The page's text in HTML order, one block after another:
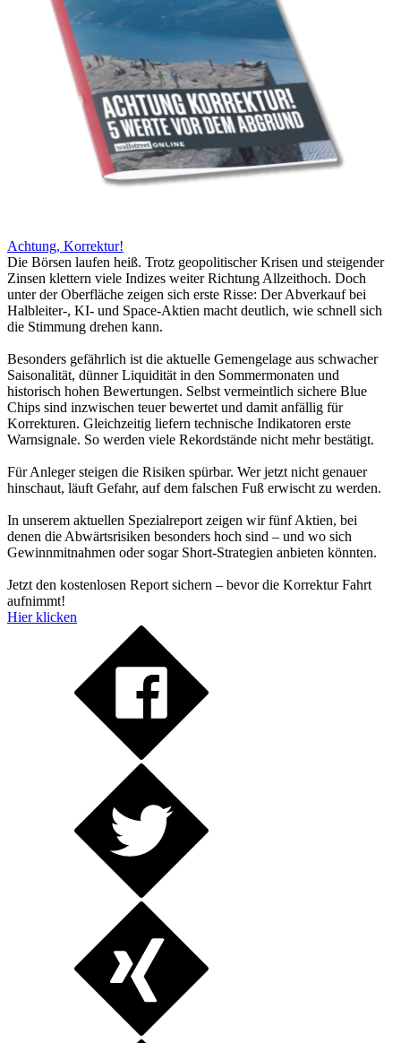
Achtung, Korrektur!
Die Börsen laufen heiß. Trotz geopolitischer Krisen und steigender
Zinsen klettern viele Indizes weiter Richtung Allzeithoch. Doch
unter der Oberfläche zeigen sich erste Risse: Der Abverkauf bei
Halbleiter-, KI- und Space-Aktien macht deutlich, wie schnell sich
die Stimmung drehen kann.
Besonders gefährlich ist die aktuelle Gemengelage aus schwacher
Saisonalität, dünner Liquidität in den Sommermonaten und
historisch hohen Bewertungen. Selbst vermeintlich sichere Blue
Chips sind inzwischen teuer bewertet und damit anfällig für
Korrekturen. Gleichzeitig liefern technische Indikatoren erste
Warnsignale. So werden viele Rekordstände nicht mehr bestätigt.
Für Anleger steigen die Risiken spürbar. Wer jetzt nicht genauer
hinschaut, läuft Gefahr, auf dem falschen Fuß erwischt zu werden.
In unserem aktuellen Spezialreport zeigen wir fünf Aktien, bei
denen die Abwärtsrisiken besonders hoch sind – und wo sich
Gewinnmitnahmen oder sogar Short-Strategien anbieten könnten.
Jetzt den kostenlosen Report sichern – bevor die Korrektur Fahrt
aufnimmt!
Hier klicken